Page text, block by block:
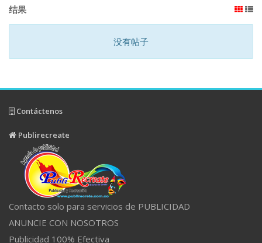
结果
没有帖子
Contáctenos
Publirecreate
Contacto solo para servicios de PUBLICIDAD
ANUNCIE CON NOSOTROS
Publicidad 100% Efectiva